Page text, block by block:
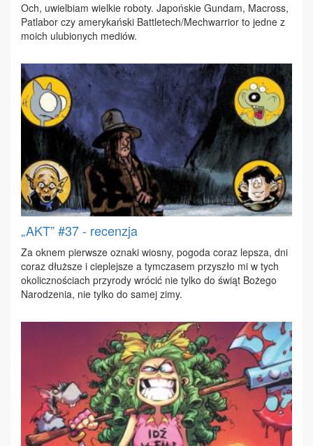
Och, uwiel­biam wiel­kie ro­bo­ty. Ja­poń­skie Gun­dam, Ma­cross,
Pa­tla­bor czy ame­ry­kań­ski Bat­tle­tech/Me­chwar­rior to jed­ne z
mo­ich ulu­bio­nych me­diów.
„AKT” #37 - recenzja
Za oknem pierw­sze ozna­ki wio­sny, po­go­da co­raz lep­sza, dni
co­raz dłuż­sze i cie­plej­sze a tym­cza­sem przy­szło mi w tych
oko­licz­no­ściach przy­ro­dy wró­cić nie tyl­ko do świąt Bo­że­go
Na­ro­dze­nia, nie tyl­ko do sa­mej zi­my.